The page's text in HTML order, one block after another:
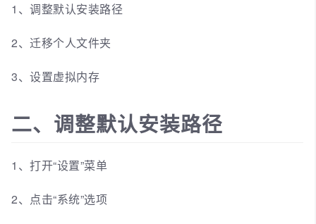
1、调整默认安装路径
2、迁移个人文件夹
3、设置虚拟内存
二、调整默认安装路径
1、打开“设置”菜单
2、点击“系统”选项